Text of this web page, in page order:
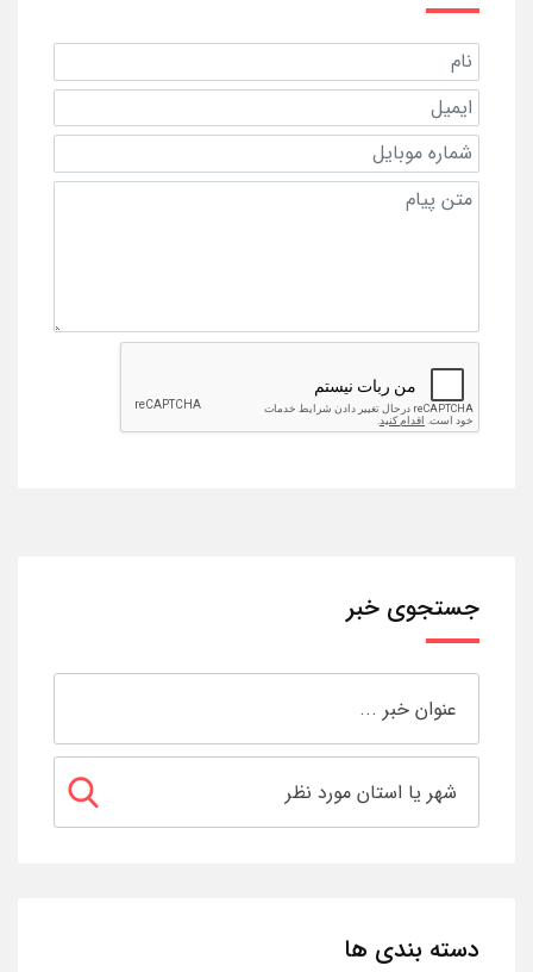
جستجوی خبر
دسته بندی ها